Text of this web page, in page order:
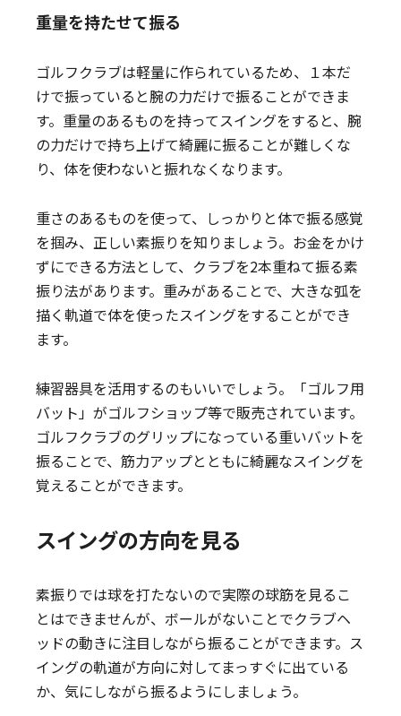
重量を持たせて振る
ゴルフクラブは軽量に作られているため、１本だ
けで振っていると腕の力だけで振ることができま
す。重量のあるものを持ってスイングをすると、腕
の力だけで持ち上げて綺麗に振ることが難しくな
り、体を使わないと振れなくなります。
重さのあるものを使って、しっかりと体で振る感覚
を掴み、正しい素振りを知りましょう。お金をかけ
ずにできる方法として、クラブを2本重ねて振る素
振り法があります。重みがあることで、大きな弧を
描く軌道で体を使ったスイングをすることができ
ます。
練習器具を活用するのもいいでしょう。「ゴルフ用
バット」がゴルフショップ等で販売されています。
ゴルフクラブのグリップになっている重いバットを
振ることで、筋力アップとともに綺麗なスイングを
覚えることができます。
スイングの方向を見る
素振りでは球を打たないので実際の球筋を見るこ
とはできませんが、ボールがないことでクラブヘ
ッドの動きに注目しながら振ることができます。ス
イングの軌道が方向に対してまっすぐに出ている
か、気にしながら振るようにしましょう。